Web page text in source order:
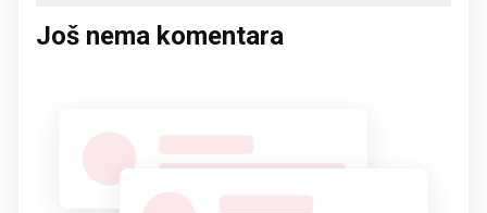
Još nema komentara